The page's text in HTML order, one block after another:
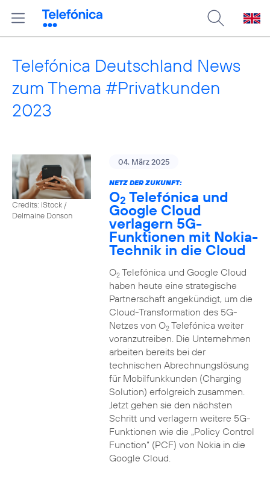
Telefónica Deutschland News
zum Thema #Privatkunden
2023
Credits: iStock /
Delmaine Donson
04. März 2025
NETZ DER ZUKUNFT:
O2 Telefónica und
Google Cloud
verlagern 5G-
Funktionen mit Nokia-
Technik in die Cloud
O2Telefónica und Google Cloud
haben heute eine strategische
Partnerschaft angekündigt, um die
Cloud-Transformation des 5G-
Netzes von O2Telefónica weiter
voranzutreiben. Die Unternehmen
arbeiten bereits bei der
technischen Abrechnungslösung
für Mobilfunkkunden (Charging
Solution) erfolgreich zusammen.
Jetzt gehen sie den nächsten
Schritt und verlagern weitere 5G-
Funktionen wie die „Policy Control
Function“ (PCF) von Nokia in die
Google Cloud.